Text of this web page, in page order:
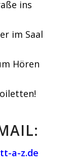
ins
im Saal
Hören
a-z.de